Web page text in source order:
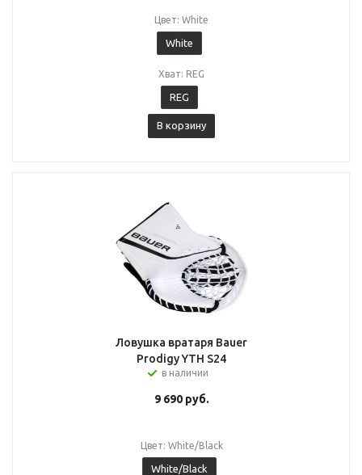
Цвет: White
White
Хват: REG
REG
В корзину
Ловушка вратаря Bauer
Prodigy YTH S24
в наличии
9 690руб.
Цвет: White/Black
White/Black